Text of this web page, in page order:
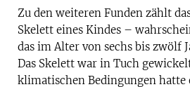
Zu den weiteren Funden zählt
Skelett eines Kindes –
das im Alter von sechs bis zwölf
Das Skelett war in Tuch
klimatischen Bedingungen